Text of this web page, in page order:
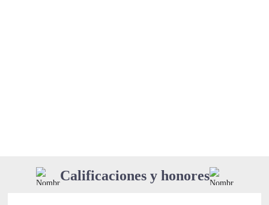
Calificaciones y honores